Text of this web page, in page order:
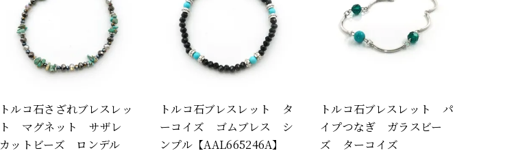
トルコ石さざれブレスレッ
ト マグネット サザレ
カットビーズ ロンデル
トルコ石ブレスレット タ
ーコイズ ゴムブレス シ
ンプル【AAL665246A】
トルコ石ブレスレット パ
イプつなぎ ガラスビー
ズ ターコイズ